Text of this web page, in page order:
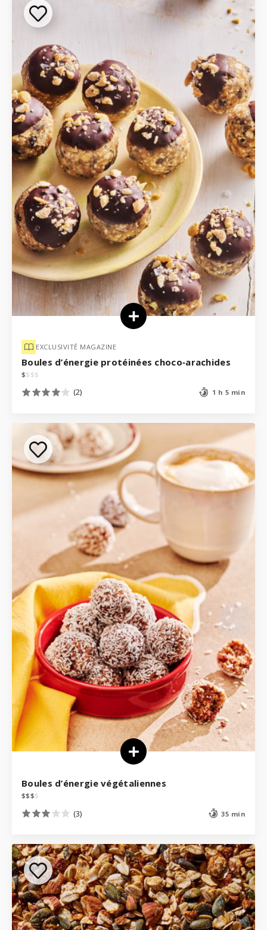
EXCLUSIVITÉ MAGAZINE
Boules d’énergie protéinées choco‑arachides
$$ $$
(2) 1 h 5 min
Boules d’énergie végétaliennes
$$$$
(3) 35 min